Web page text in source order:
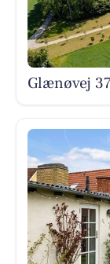
Glænøvej